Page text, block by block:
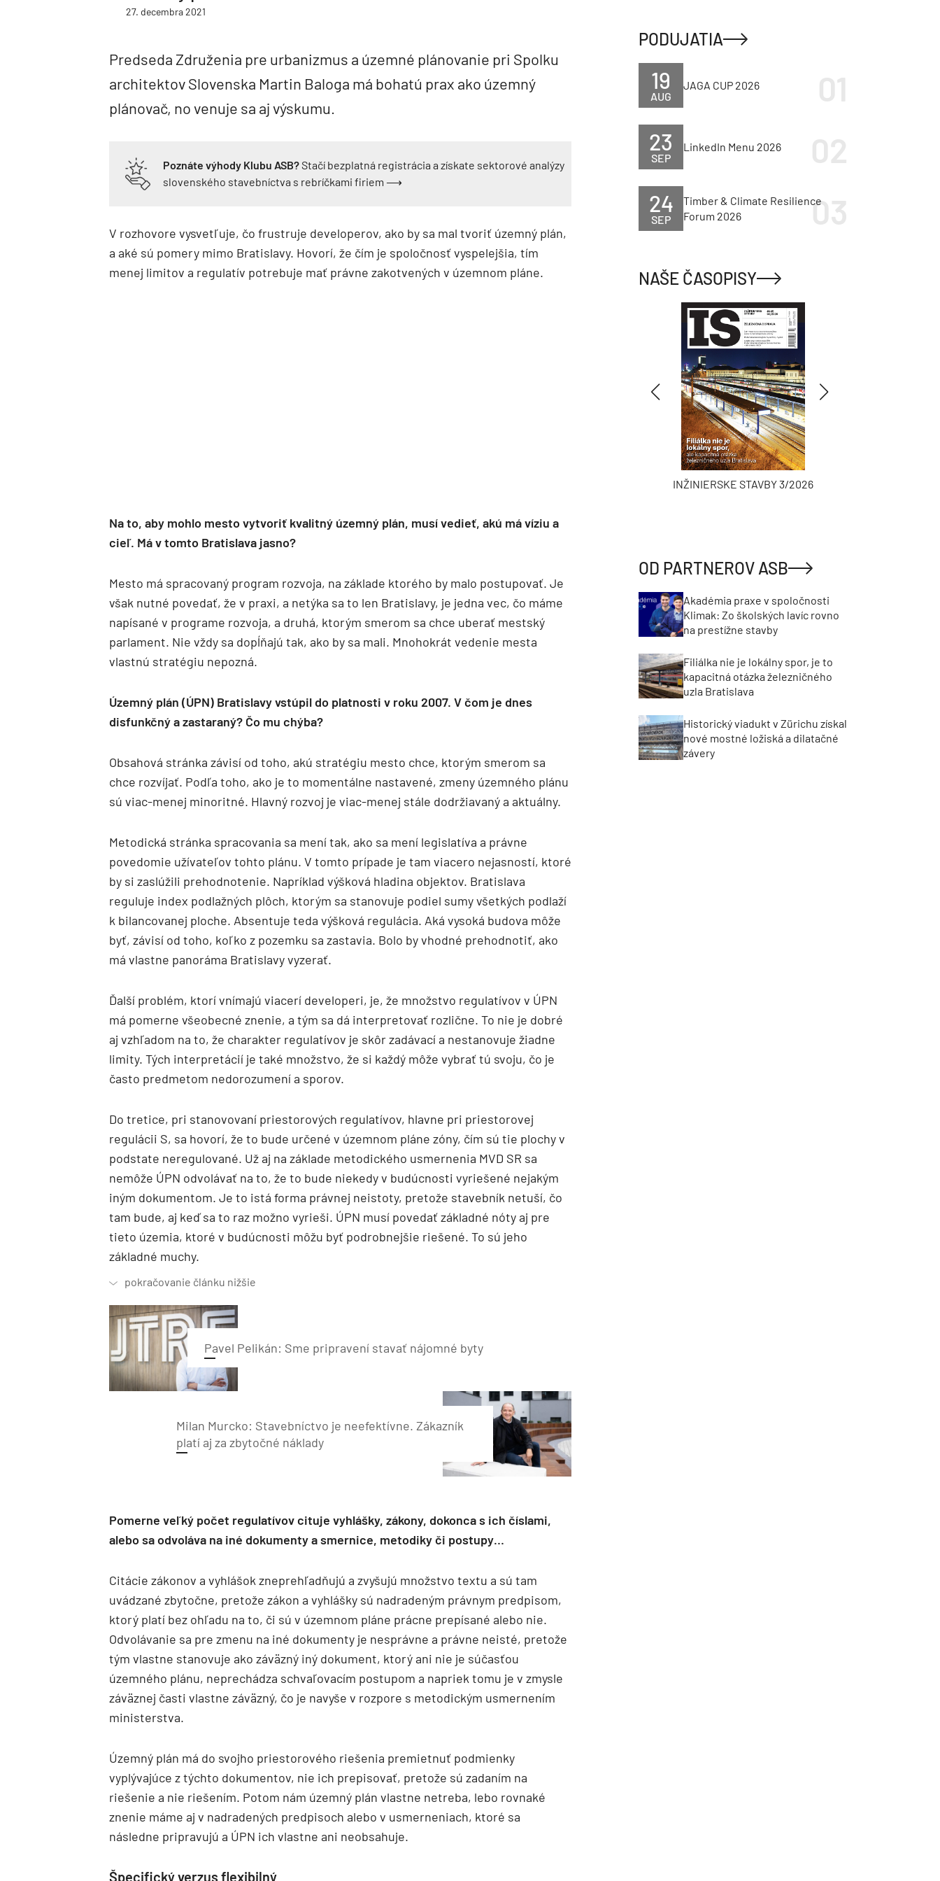
27. decembra 2021
Predseda Združenia pre urbanizmus a územné plánovanie pri Spolku
architektov Slovenska Martin Baloga má bohatú prax ako územný
plánovač, no venuje sa aj výskumu.
Poznáte výhody Klubu ASB?Stačí bezplatná registrácia a získate sektorové analýzy
slovenského stavebníctva s rebríčkami firiem ⟶
V rozhovore vysvetľuje, čo frustruje developerov, ako by sa mal tvoriť územný plán,
a aké sú pomery mimo Bratislavy. Hovorí, že čím je spoločnosť vyspelejšia, tím
menej limitov a regulatív potrebuje mať právne zakotvených v územnom pláne.
Na to, aby mohlo mesto vytvoriť kvalitný územný plán, musí vedieť, akú má víziu a
cieľ. Má v tomto Bratislava jasno?
Mesto má spracovaný program rozvoja, na základe ktorého by malo postupovať. Je
však nutné povedať, že v praxi, a netýka sa to len Bratislavy, je jedna vec, čo máme
napísané v programe rozvoja, a druhá, ktorým smerom sa chce uberať mestský
parlament. Nie vždy sa dopĺňajú tak, ako by sa mali. Mnohokrát vedenie mesta
vlastnú stratégiu nepozná.
Územný plán (ÚPN) Bratislavy vstúpil do platnosti v roku 2007. V čom je dnes
disfunkčný a zastaraný? Čo mu chýba?
Obsahová stránka závisí od toho, akú stratégiu mesto chce, ktorým smerom sa
chce rozvíjať. Podľa toho, ako je to momentálne nastavené, zmeny územného plánu
sú viac-menej minoritné. Hlavný rozvoj je viac-menej stále dodržiavaný a aktuálny.
Metodická stránka spracovania sa mení tak, ako sa mení legislatíva a právne
povedomie užívateľov tohto plánu. V tomto prípade je tam viacero nejasností, ktoré
by si zaslúžili prehodnotenie. Napríklad výšková hladina objektov. Bratislava
reguluje index podlažných plôch, ktorým sa stanovuje podiel sumy všetkých podlaží
k bilancovanej ploche. Absentuje teda výšková regulácia. Aká vysoká budova môže
byť, závisí od toho, koľko z pozemku sa zastavia. Bolo by vhodné prehodnotiť, ako
má vlastne panoráma Bratislavy vyzerať.
Ďalší problém, ktorí vnímajú viacerí developeri, je, že množstvo regulatívov v ÚPN
má pomerne všeobecné znenie, a tým sa dá interpretovať rozlične. To nie je dobré
aj vzhľadom na to, že charakter regulatívov je skôr zadávací a nestanovuje žiadne
limity. Tých interpretácií je také množstvo, že si každý môže vybrať tú svoju, čo je
často predmetom nedorozumení a sporov.
Do tretice, pri stanovovaní priestorových regulatívov, hlavne pri priestorovej
regulácii S, sa hovorí, že to bude určené v územnom pláne zóny, čím sú tie plochy v
podstate neregulované. Už aj na základe metodického usmernenia MVD SR sa
nemôže ÚPN odvolávať na to, že to bude niekedy v budúcnosti vyriešené nejakým
iným dokumentom. Je to istá forma právnej neistoty, pretože stavebník netuší, čo
tam bude, aj keď sa to raz možno vyrieši. ÚPN musí povedať základné nóty aj pre
tieto územia, ktoré v budúcnosti môžu byť podrobnejšie riešené. To sú jeho
základné muchy.
Pavel Pelikán: Sme pripravení stavať nájomné byty
Milan Murcko: Stavebníctvo je neefektívne. Zákazník
platí aj za zbytočné náklady
Pomerne veľký počet regulatívov cituje vyhlášky, zákony, dokonca s ich číslami,
alebo sa odvoláva na iné dokumenty a smernice, metodiky či postupy…
Citácie zákonov a vyhlášok zneprehľadňujú a zvyšujú množstvo textu a sú tam
uvádzané zbytočne, pretože zákon a vyhlášky sú nadradeným právnym predpisom,
ktorý platí bez ohľadu na to, či sú v územnom pláne prácne prepísané alebo nie.
Odvolávanie sa pre zmenu na iné dokumenty je nesprávne a právne neisté, pretože
tým vlastne stanovuje ako záväzný iný dokument, ktorý ani nie je súčasťou
územného plánu, neprechádza schvaľovacím postupom a napriek tomu je v zmysle
záväznej časti vlastne záväzný, čo je navyše v rozpore s metodickým usmernením
ministerstva.
Územný plán má do svojho priestorového riešenia premietnuť podmienky
vyplývajúce z týchto dokumentov, nie ich prepisovať, pretože sú zadaním na
riešenie a nie riešením. Potom nám územný plán vlastne netreba, lebo rovnaké
znenie máme aj v nadradených predpisoch alebo v usmerneniach, ktoré sa
následne pripravujú a ÚPN ich vlastne ani neobsahuje.
Špecifický verzus flexibilný
PODUJATIA
AUG
19 JAGA CUP 2026
SEP
23 LinkedIn Menu 2026
SEP
24
Timber & Climate Resilience
Forum 2026
NAŠE ČASOPISY
INŽINIERSKE STAVBY 3/2026
OD PARTNEROV ASB
Akadémia praxe v spoločnosti
Klimak: Zo školských lavíc rovno
na prestížne stavby
Filiálka nie je lokálny spor, je to
kapacitná otázka železničného
uzla Bratislava
Historický viadukt v Zürichu získal
nové mostné ložiská a dilatačné
závery